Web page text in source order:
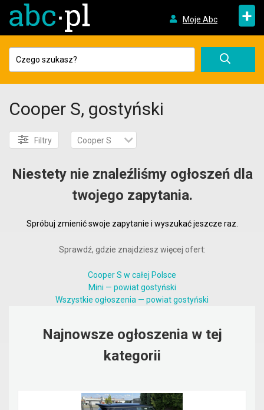
Moje Abc +
Cooper S, gostyński
Filtry Cooper S
Niestety nie znaleźliśmy ogłoszeń dla
twojego zapytania.
Spróbuj zmienić swoje zapytanie i wyszukać jeszcze raz.
Sprawdź, gdzie znajdziesz więcej ofert:
Cooper S w całej Polsce
Mini — powiat gostyński
Wszystkie ogłoszenia — powiat gostyński
Najnowsze ogłoszenia w tej
kategorii